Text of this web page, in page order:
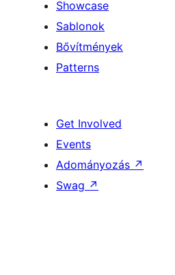
Showcase
Sablonok
Bővítmények
Patterns
Get Involved
Events
Adományozás ↗
Swag ↗